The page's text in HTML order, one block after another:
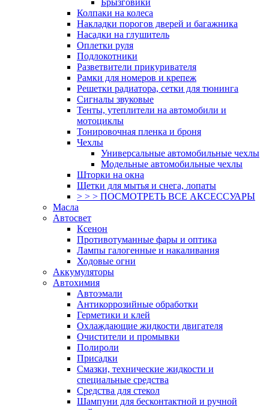
Колпаки на колеса
Накладки порогов дверей и багажника
Насадки на глушитель
Оплетки руля
Подлокотники
Разветвители прикуривателя
Рамки для номеров и крепеж
Решетки радиатора, сетки для тюнинга
Сигналы звуковые
Тенты, утеплители на автомобили и
мотоциклы
Тонировочная пленка и броня
Чехлы
Универсальные автомобильные чехлы
Модельные автомобильные чехлы
Шторки на окна
Щетки для мытья и снега, лопаты
> > > ПОСМОТРЕТЬ ВСЕ АКСЕССУАРЫ
Масла
Автосвет
Ксенон
Противотуманные фары и оптика
Лампы галогенные и накаливания
Ходовые огни
Аккумуляторы
Автохимия
Автоэмали
Антикоррозийные обработки
Герметики и клей
Охлаждающие жидкости двигателя
Очистители и промывки
Полироли
Присадки
Смазки, технические жидкости и
специальные средства
Средства для стекол
Шампуни для бесконтактной и ручной